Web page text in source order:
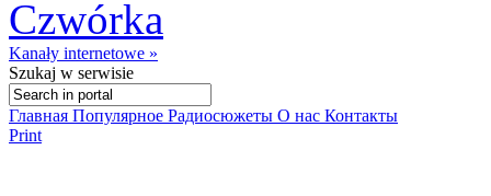
Kanały internetowe »
Szukaj w serwisie
Главная Популярное Радиосюжеты О нас Контакты
Print